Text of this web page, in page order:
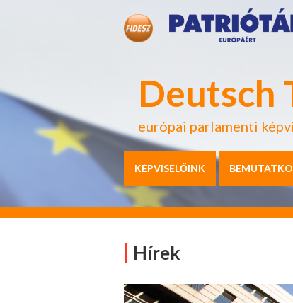
Deutsch
európai parlamenti
KÉPVISELŐINK
Hírek